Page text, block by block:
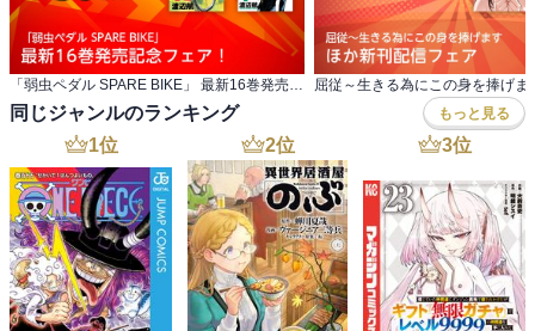
同じジャンルのランキング もっと見る
1位 2位 3位